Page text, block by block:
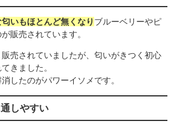
いもほとんど無くなり ブルーベリーやピ
販売されています。
売されていましたが、匂いがきつく初心
きました。
したのがパワーイソメです。
しやすい